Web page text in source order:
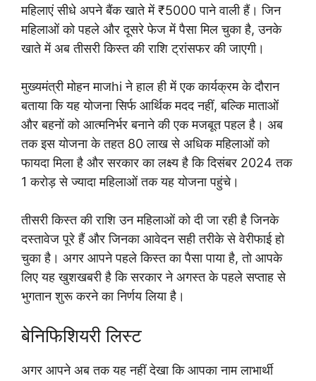
महिलाएं सीधे अपने बैंक खाते में ₹5000 पाने वाली हैं। जिन
महिलाओं को पहले और दूसरे फेज में पैसा मिल चुका है, उनके
खाते में अब तीसरी किस्त की राशि ट्रांसफर की जाएगी।
मुख्यमंत्री मोहन माजhi ने हाल ही में एक कार्यक्रम के दौरान
बताया कि यह योजना सिर्फ आर्थिक मदद नहीं, बल्कि माताओं
और बहनों को आत्मनिर्भर बनाने की एक मजबूत पहल है। अब
तक इस योजना के तहत 80 लाख से अधिक महिलाओं को
फायदा मिला है और सरकार का लक्ष्य है कि दिसंबर 2024 तक
1 करोड़ से ज्यादा महिलाओं तक यह योजना पहुंचे।
तीसरी किस्त की राशि उन महिलाओं को दी जा रही है जिनके
दस्तावेज पूरे हैं और जिनका आवेदन सही तरीके से वेरीफाई हो
चुका है। अगर आपने पहले किस्त का पैसा पाया है, तो आपके
लिए यह खुशखबरी है कि सरकार ने अगस्त के पहले सप्ताह से
भुगतान शुरू करने का निर्णय लिया है।
बेनिफिशियरी लिस्ट
अगर आपने अब तक यह नहीं देखा कि आपका नाम लाभार्थी